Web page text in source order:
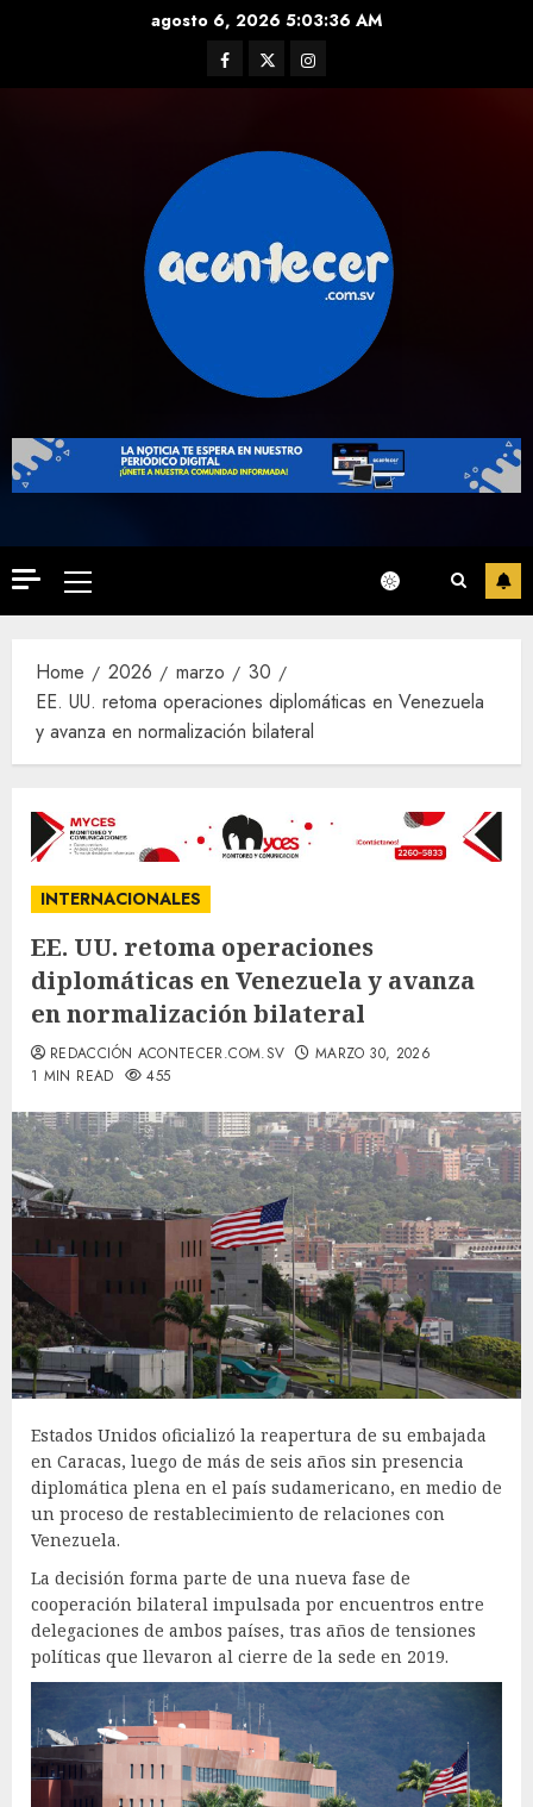
agosto 6, 20265:03:38 AM
Facebook
TwitterInstagram
Primary
Menu
Home 2026 marzo
30
EE. UU. retoma operaciones diplomáticas en Venezuela
y avanza en normalización bilateral
INTERNACIONALES
EE. UU. retoma operaciones
diplomáticas en Venezuela y avanza
en normalización bilateral
REDACCIÓN ACONTECER.COM.SV
MARZO 30, 2026
1 MIN READ
455
Estados Unidos oficializó la reapertura de su embajada
en Caracas, luego de más de seis años sin presencia
diplomática plena en el país sudamericano, en medio de
un proceso de restablecimiento de relaciones con
Venezuela.
La decisión forma parte de una nueva fase de
cooperación bilateral impulsada por encuentros entre
delegaciones de ambos países, tras años de tensiones
políticas que llevaron al cierre de la sede en 2019.